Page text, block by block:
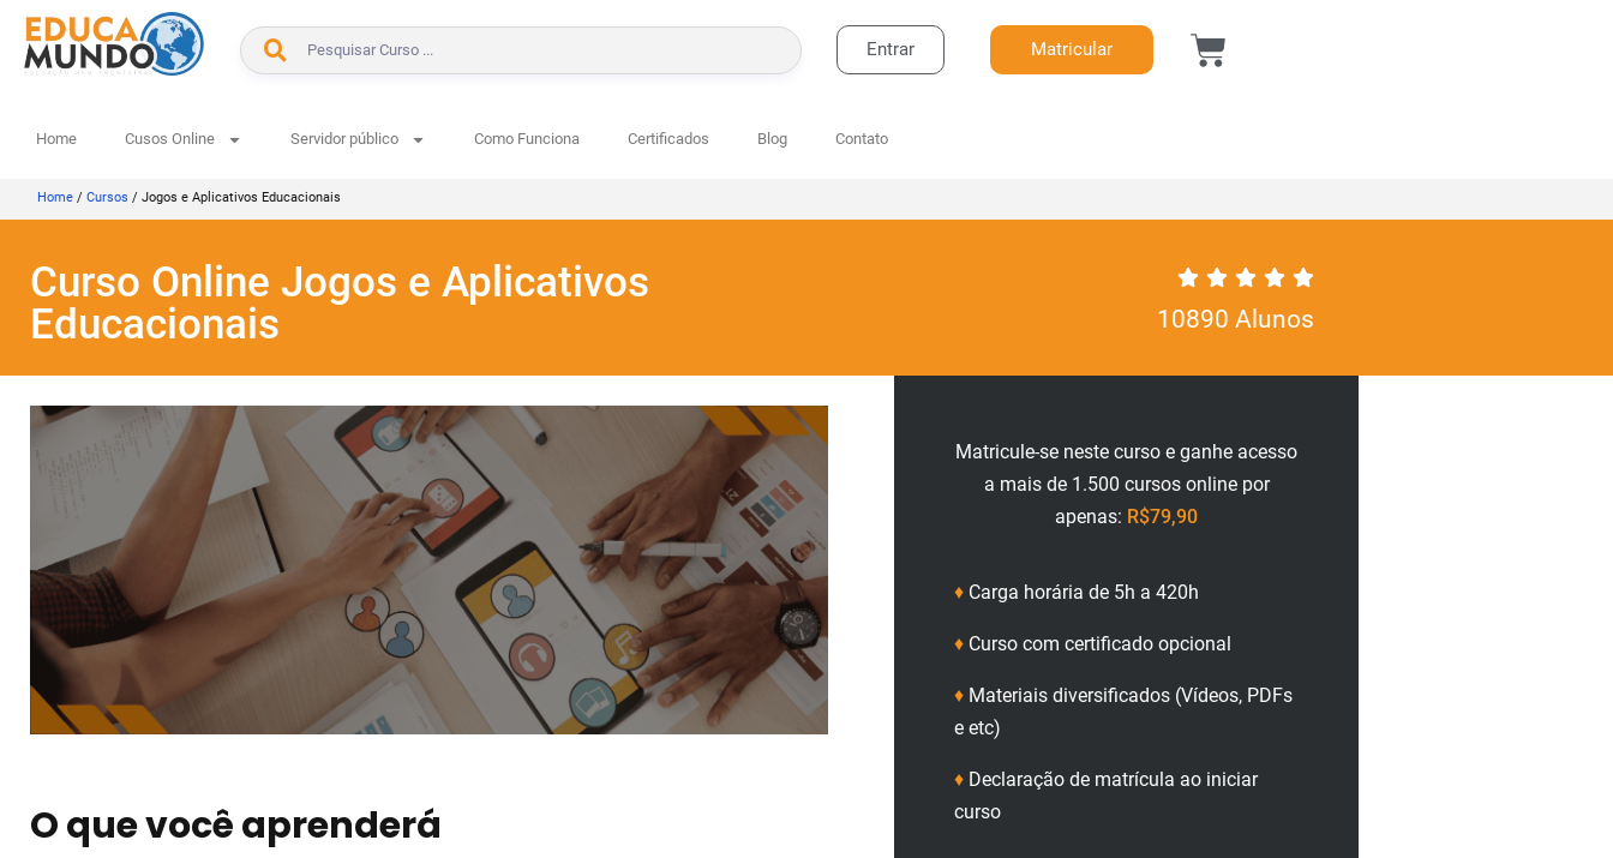
BUSCAR Entrar Matricular
Home Cusos Online Servidor público Como Funciona Certificados Blog Contato
Home / Cursos / Jogos e Aplicativos Educacionais
Curso Online Jogos e Aplicativos
Educacionais
10890 Alunos
O que você aprenderá
Matricule-se neste curso e ganhe acesso
a mais de 1.500 cursos online por
apenas: R$79,90
♦ Carga horária de 5h a 420h
♦ Curso com certificado opcional
♦ Materiais diversificados (Vídeos, PDFs
e etc)
♦ Declaração de matrícula ao iniciar
curso